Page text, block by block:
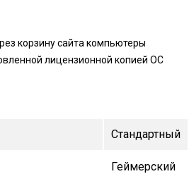
корзину сайта компьютеры
лицензионной копией ОС
Стандартный
Геймерский